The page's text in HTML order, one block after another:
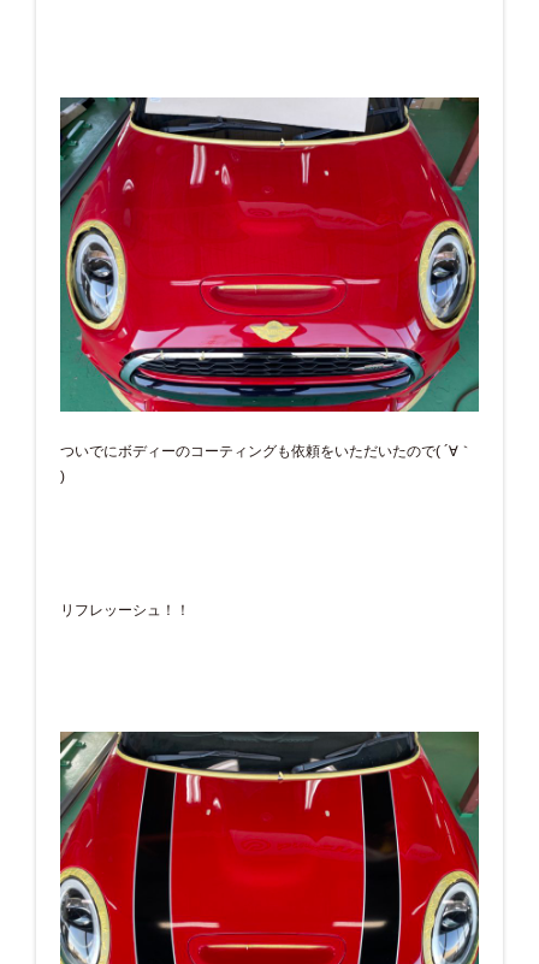
ついでにボディーのコーティングも依頼をいただいたので( ´∀｀
)
リフレッーシュ！！